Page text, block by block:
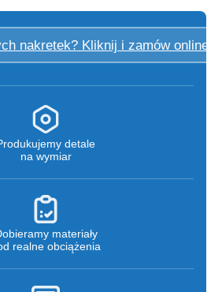
nakretek? Kliknij i zamów online!
detale
na wymiar
materiały
realne obciążenia